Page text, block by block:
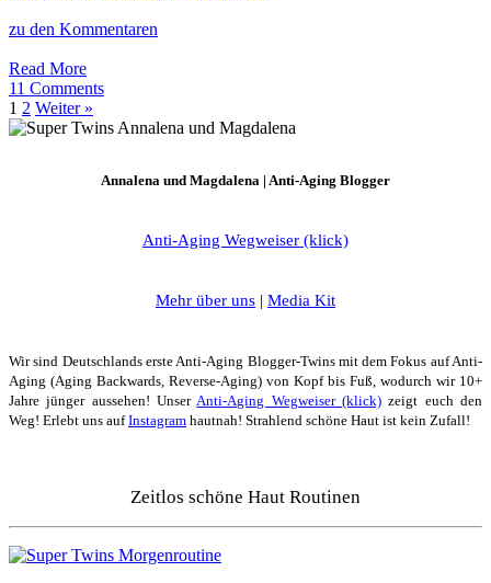
zu den Kommentaren
Read MoreL’oreal
Augen
Makeup
Entferner
11 Comments
1 2 Weiter »
Annalena und Magdalena | Anti-Aging Blogger
Anti-Aging Wegweiser (klick)
Mehr über uns | Media Kit
Wir sind Deutschlands erste Anti-Aging Blogger-Twins mit dem Fokus auf Anti-
Aging (Aging Backwards, Reverse-Aging) von Kopf bis Fuß, wodurch wir 10+
Jahre jünger aussehen! Unser Anti-Aging Wegweiser (klick) zeigt euch den
Weg! Erlebt uns aufInstagram hautnah! Strahlend schöne Haut ist kein Zufall!
Zeitlos schöne Haut Routinen